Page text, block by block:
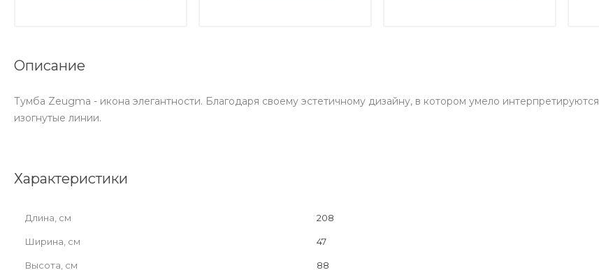
Описание
Тумба Zeugma - икона элегантности. Благодаря своему эстетичному дизайну, в котором умело интерпретируются
изогнутые линии.
Характеристики
Длина, см 208
Ширина, см 47
Высота, см 88